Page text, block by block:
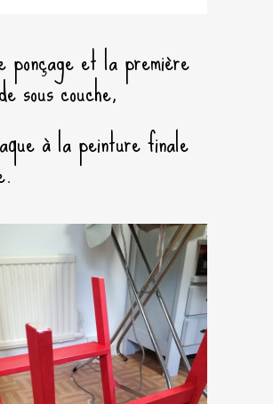
et la première
sous couche,
à la peinture finale